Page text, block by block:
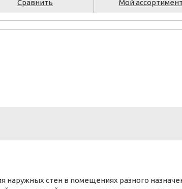
Сравнить Мой ассортимент
наружных стен в помещениях разного